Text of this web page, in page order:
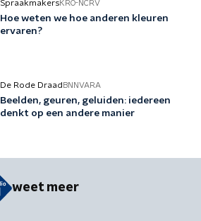
SpraakmakersKRO-NCRV
Hoe weten we hoe anderen kleuren
ervaren?
De Rode Draad BNNVARA
Beelden, geuren, geluiden: iedereen
denkt op een andere manier
weet meer